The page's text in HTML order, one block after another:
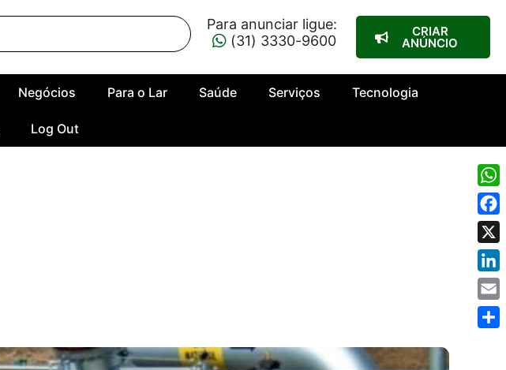
Para anunciar ligue:
(31) 3330-9600
CRIAR
ANÚNCIO
Negócios Para o Lar Saúde Serviços Tecnologia
Log Out
X